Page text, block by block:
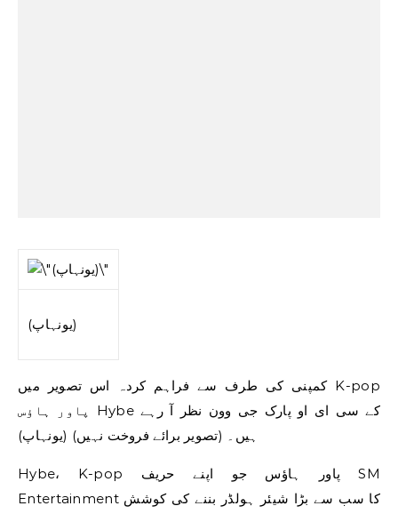
(یونہاپ)
کمپنی کی طرف سے فراہم کردہ اس تصویر میں K-pop
پاور ہاؤس Hybe کے سی ای او پارک جی وون نظر آ رہے
ہیں۔ (تصویر برائے فروخت نہیں) (یونہاپ)
Hybe، K-pop پاور ہاؤس جو اپنے حریف SM
Entertainment کا سب سے بڑا شیئر ہولڈر بننے کی کوشش